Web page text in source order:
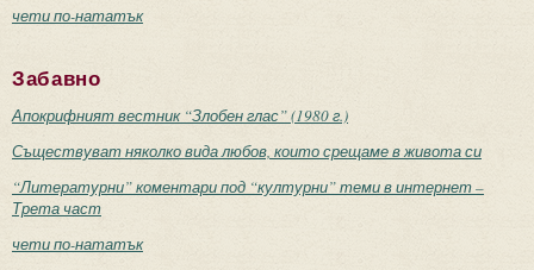
чети по-нататък
Забавно
Апокрифният вестник “Злобен глас” (1980 г.)
Съществуват няколко вида любов, които срещаме в живота си
“Литературни” коментари под “културни” теми в интернет –
Трета част
чети по-нататък